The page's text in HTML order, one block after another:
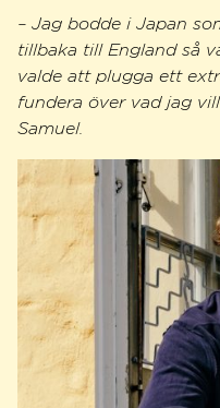
– Jag bodde i Japan
tillbaka till England så
valde att plugga ett
fundera över vad jag
Samuel.